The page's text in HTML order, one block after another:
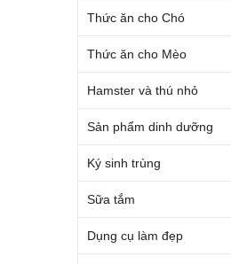
Thức ăn cho Chó
Thức ăn cho Mèo
Hamster và thú nhỏ
Sản phẩm dinh dưỡng
Ký sinh trùng
Sữa tắm
Dụng cụ làm đẹp